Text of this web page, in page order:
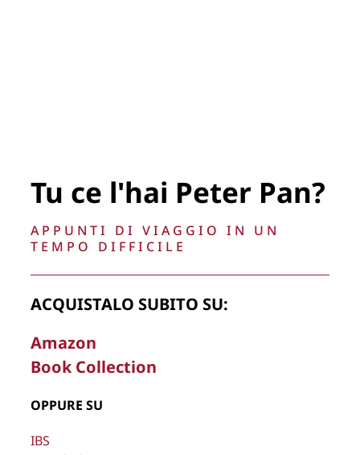
Tu ce l'hai Peter Pan?
APPUNTI DI VIAGGIO IN UN
TEMPO DIFFICILE
ACQUISTALO SUBITO SU:
Amazon
Book Collection
OPPURE SU
IBS